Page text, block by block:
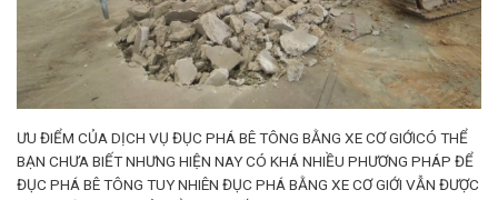
ƯU ĐIỂM CỦA DỊCH VỤ ĐỤC PHÁ BÊ TÔNG BẰNG XE CƠ GIỚICÓ THỂ
BẠN CHƯA BIẾT NHƯNG HIỆN NAY CÓ KHÁ NHIỀU PHƯƠNG PHÁP ĐỂ
ĐỤC PHÁ BÊ TÔNG TUY NHIÊN ĐỤC PHÁ BẰNG XE CƠ GIỚI VẪN ĐƯỢC